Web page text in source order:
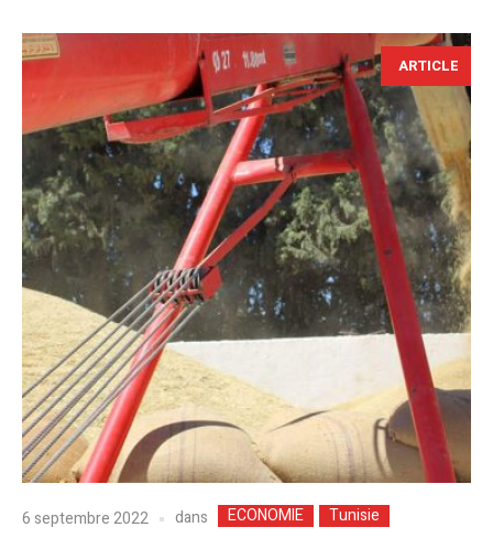
ARTICLE
6 septembre 2022 dans ECONOMIE Tunisie